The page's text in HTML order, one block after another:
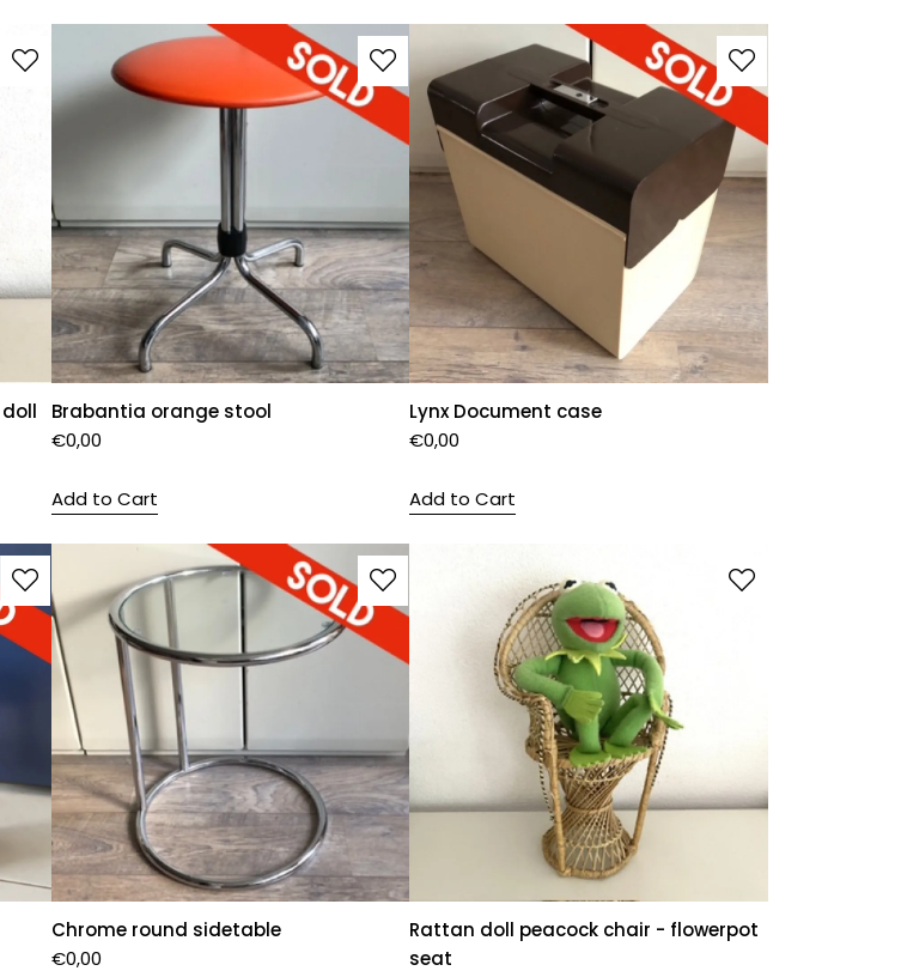
Brabantia orange stool
€0,00
Add to Cart
Lynx Document case
€0,00
Add to Cart
Chrome round sidetable
€0,00
Rattan doll peacock chair - flowerpot
seat